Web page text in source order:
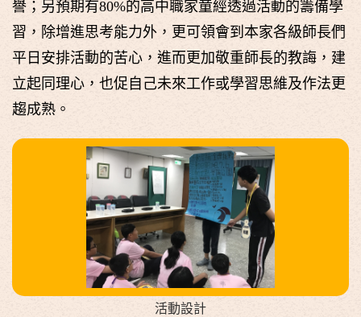
譽；另預期有80%的高中職家童經透過活動的籌備學
習，除增進思考能力外，更可領會到本家各級師長們
平日安排活動的苦心，進而更加敬重師長的教誨，建
立起同理心，也促自己未來工作或學習思維及作法更
趨成熟。
活動設計